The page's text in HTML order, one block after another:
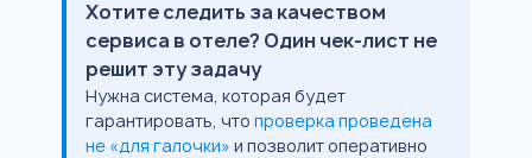
Хотите следить за качеством
сервиса в отеле? Один чек-лист не
решит эту задачу
Нужна система, которая будет
гарантировать, что проверка проведена
не «для галочки» и позволит оперативно